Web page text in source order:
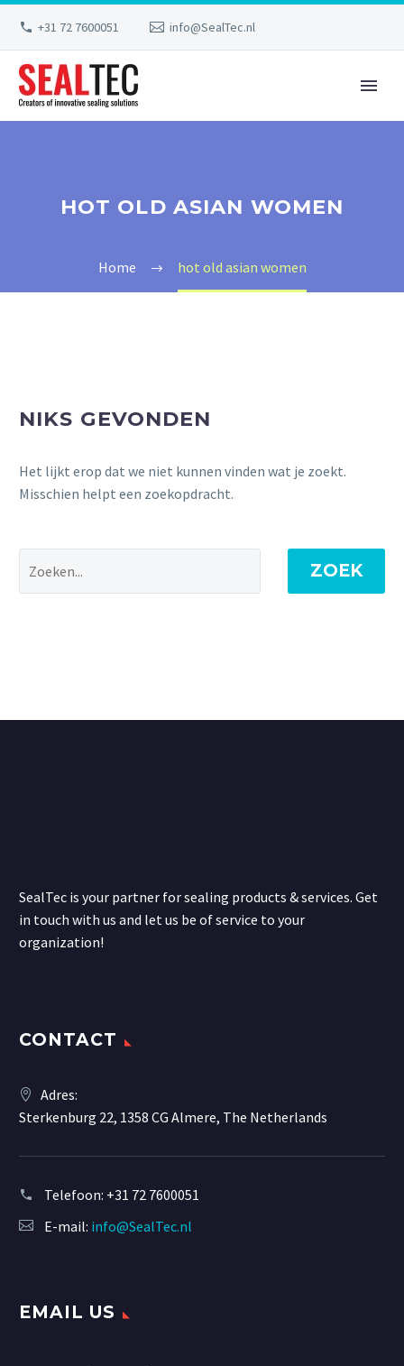
+31 72 7600051 info@SealTec.nl
HOT OLD ASIAN WOMEN
Home hot old asian women
NIKS GEVONDEN
Het lijkt erop dat we niet kunnen vinden wat je zoekt.
Misschien helpt een zoekopdracht.
ZOEK
SealTec is your partner for sealing products & services. Get
in touch with us and let us be of service to your
organization!
CONTACT
Adres:
Sterkenburg 22, 1358 CG Almere, The Netherlands
Telefoon: +31 72 7600051
E-mail: info@SealTec.nl
EMAIL US